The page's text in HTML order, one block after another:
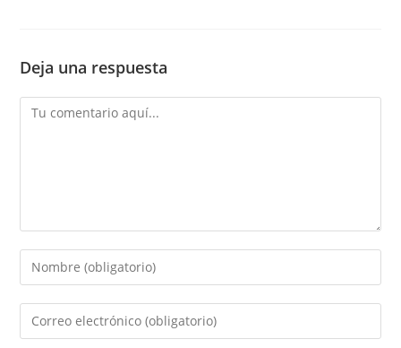
Deja una respuesta
Comentario
Introduce
tu
nombre
Introduce
tu